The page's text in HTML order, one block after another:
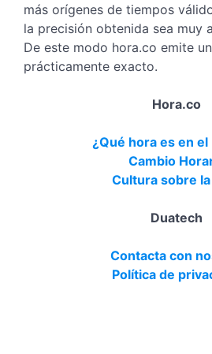
más orígenes de tiempos
la precisión obtenida sea muy
De este modo hora.co emite
prácticamente exacto.
Hora.co
¿Qué hora es en
Cambio
Cultura sobre
Duatech
Contacta con
Política de